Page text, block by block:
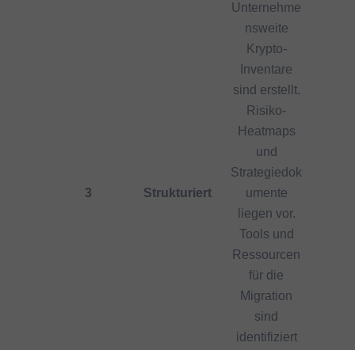
3 Strukturiert
Unternehme
nsweite
Krypto-
Inventare
sind erstellt.
Risiko-
Heatmaps
und
Strategiedok
umente
liegen vor.
Tools und
Ressourcen
für die
Migration
sind
identifiziert